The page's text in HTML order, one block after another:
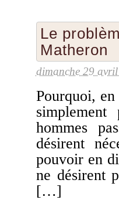
Le
Matheron
dimanche 29
Pourquoi,
hommes
désirent
pouvoir en
ne désirent
[…]